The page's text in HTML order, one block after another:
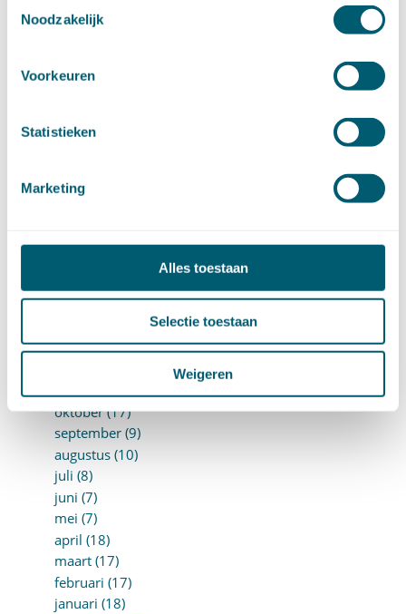
Noodzakelijk
Voorkeuren
Statistieken
Marketing
Alles toestaan
Selectie toestaan
Weigeren
maart (17)
►
2025 (153)
oktober (15)
augustus (6)
mei (13)
maart (8)
►
2024 (161)
november (17)
oktober (17)
september (9)
augustus (10)
juli (8)
juni (7)
mei (7)
april (18)
maart (17)
februari (17)
januari (18)